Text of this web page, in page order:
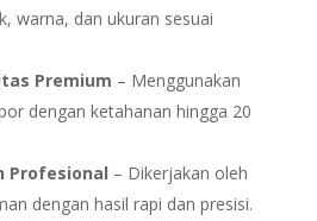
warna, dan ukuran sesuai
Premium – Menggunakan
dengan ketahanan hingga 20
Profesional – Dikerjakan oleh
dengan hasil rapi dan presisi.